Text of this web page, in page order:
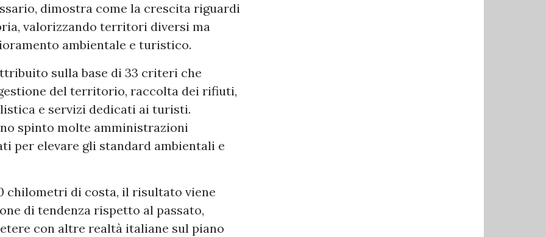
dimostra come la crescita riguardi
valorizzando territori diversi ma
ambientale e turistico.
sulla base di 33 criteri che
del territorio, raccolta dei rifiuti,
e servizi dedicati ai turisti.
spinto molte amministrazioni
per elevare gli standard ambientali e
chilometri di costa, il risultato viene
di tendenza rispetto al passato,
con altre realtà italiane sul piano